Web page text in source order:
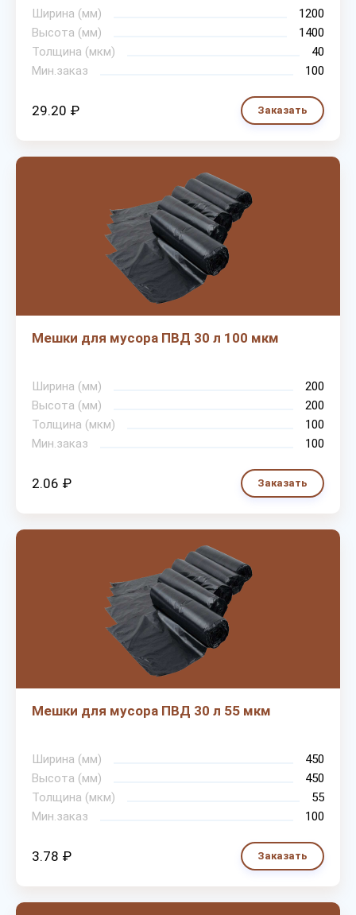
Ширина (мм)
1200
Высота (мм)
1400
Толщина (мкм)
40
Мин.заказ
100
29.20 ₽ Заказать
Мешки для мусора ПВД 30 л 100 мкм
Ширина (мм)
200
Высота (мм)
200
Толщина (мкм)
100
Мин.заказ
100
2.06 ₽ Заказать
Мешки для мусора ПВД 30 л 55 мкм
Ширина (мм)
450
Высота (мм)
450
Толщина (мкм)
55
Мин.заказ
100
3.78 ₽ Заказать